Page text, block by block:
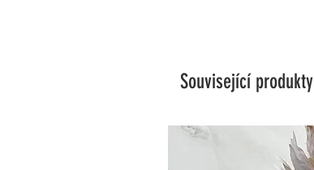
Související produkty